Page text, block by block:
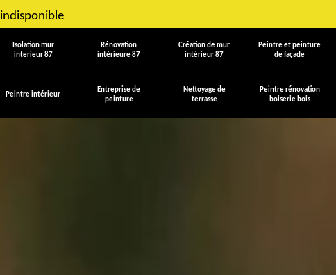
indisponible
Isolation mur
interieur 87
Rénovation
intérieure 87
Création de mur
intérieur 87
Peintre et peinture
de façade
Peintre intérieur
Entreprise de
peinture
Nettoyage de
terrasse
Peintre rénovation
boiserie bois